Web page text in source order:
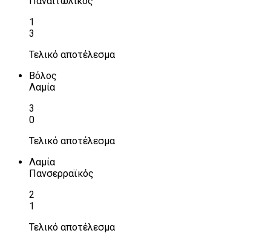
1
3
Τελικό αποτέλεσμα
Βόλος
Λαμία
3
0
Τελικό αποτέλεσμα
Λαμία
Πανσερραϊκός
2
1
Τελικό αποτέλεσμα